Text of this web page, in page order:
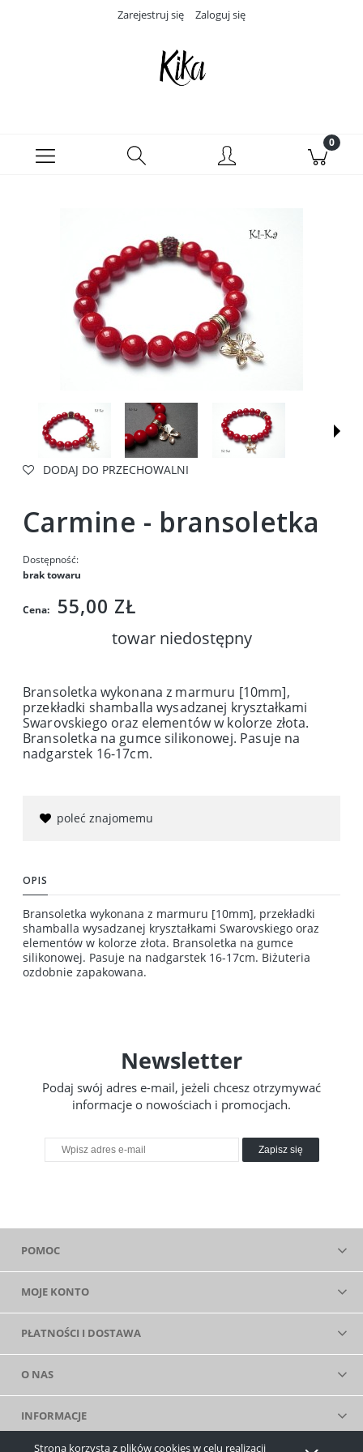
Strona korzysta z plików cookies w celu realizacji
Zarejestruj się Zaloguj się
DODAJ DO PRZECHOWALNI
Carmine - bransoletka
Dostępność:
brak towaru
Cena: 55,00 ZŁ
towar niedostępny
Bransoletka wykonana z marmuru [10mm],
przekładki shamballa wysadzanej kryształkami
Swarovskiego oraz elementów w kolorze złota.
Bransoletka na gumce silikonowej. Pasuje na
nadgarstek 16-17cm.
poleć znajomemu
OPIS
Bransoletka wykonana z marmuru [10mm], przekładki
shamballa wysadzanej kryształkami Swarovskiego oraz
elementów w kolorze złota. Bransoletka na gumce
silikonowej. Pasuje na nadgarstek 16-17cm. Biżuteria
ozdobnie zapakowana.
Newsletter
Podaj swój adres e-mail, jeżeli chcesz otrzymywać
informacje o nowościach i promocjach.
Zapisz się
POMOC
MOJE KONTO
PŁATNOŚCI I DOSTAWA
O NAS
INFORMACJE